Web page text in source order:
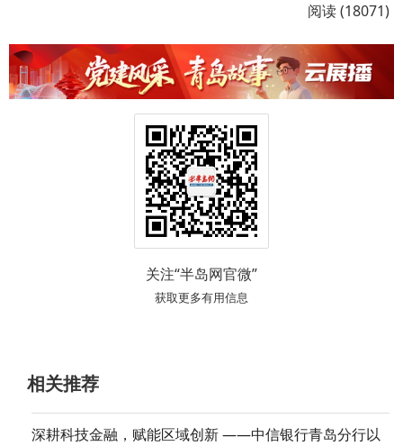
阅读 (18071)
关注“半岛网官微”
获取更多有用信息
相关推荐
深耕科技金融，赋能区域创新 ——中信银行青岛分行以